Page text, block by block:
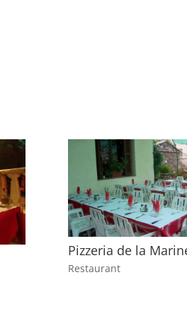
Pizzeria de la
Restaurant